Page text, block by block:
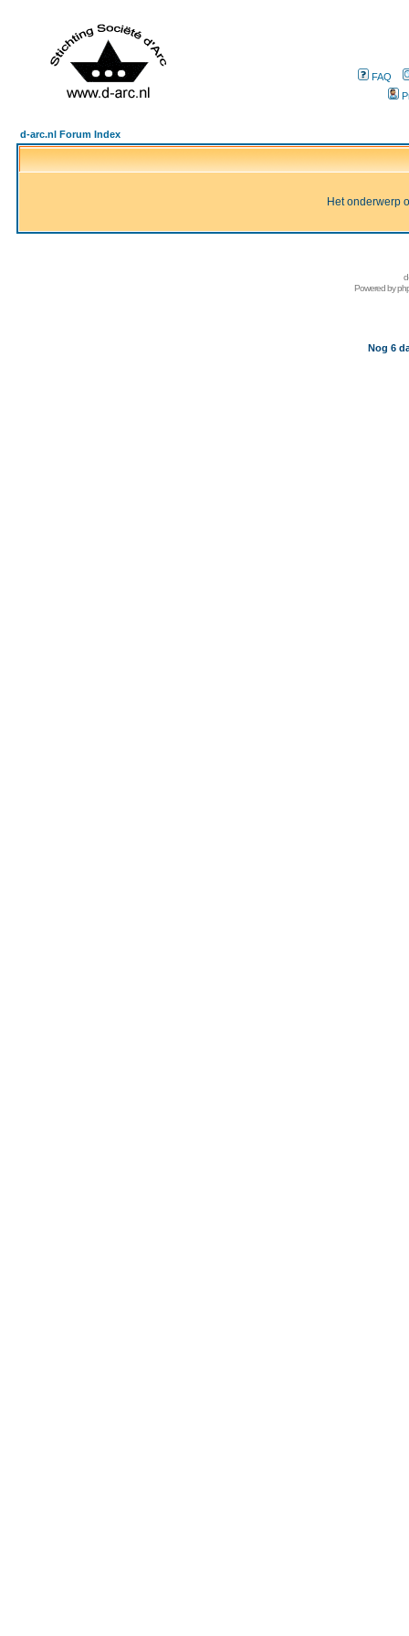
FAQ
d-arc.nl Forum Index
Het onderwerp
Powered by
Nog 6